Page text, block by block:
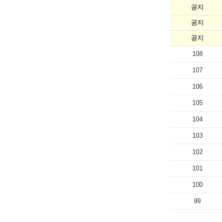
공지
공지
공지
108
107
106
105
104
103
102
101
100
99